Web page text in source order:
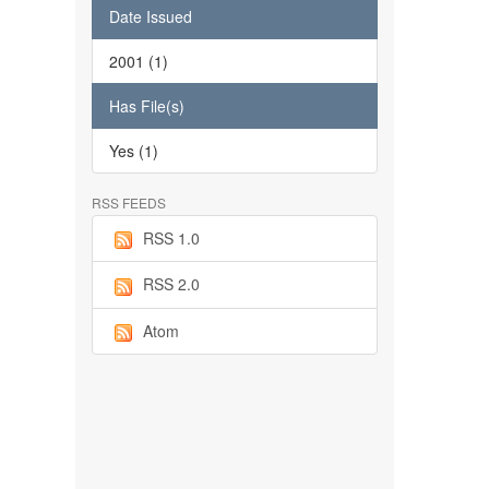
Date Issued
2001 (1)
Has File(s)
Yes (1)
RSS FEEDS
RSS 1.0
RSS 2.0
Atom